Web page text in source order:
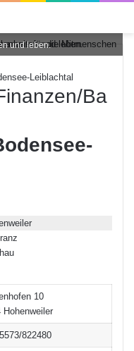
und leben.
Leiblachtal
Ba
10
Hohenweiler
822480